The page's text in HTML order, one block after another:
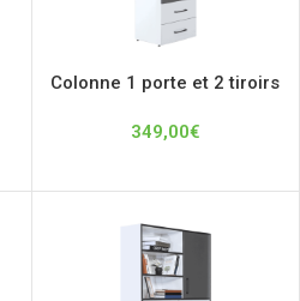
Colonne 1 porte et 2 tiroirs
349,00€